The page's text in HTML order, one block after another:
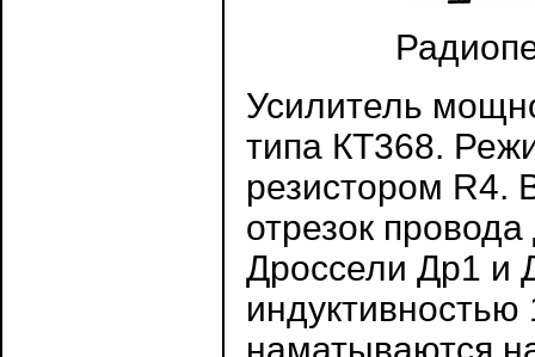
Усилитель
типа КТ368.
резистором R4.
отрезок
Дроссели Др1 и
наматываются